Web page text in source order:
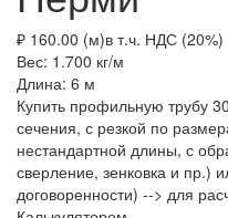
₽ 160.00 (м)в т.ч. НДС (20%)
Вес: 1.700 кг/м
Длина: 6 м
Купить профильную трубу
сечения, с резкой по
нестандартной длины, с
сверление, зенковка и пр.)
договоренности) --> для